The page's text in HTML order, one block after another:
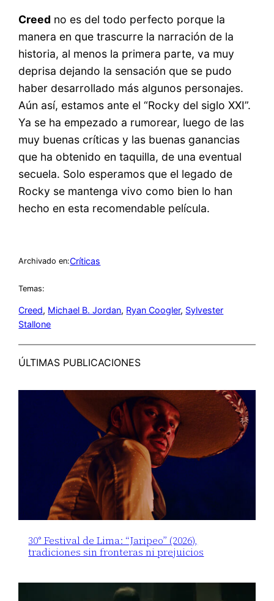
Creed no es del todo perfecto porque la
manera en que trascurre la narración de la
historia, al menos la primera parte, va muy
deprisa dejando la sensación que se pudo
haber desarrollado más algunos personajes.
Aún así, estamos ante el “Rocky del siglo XXI”.
Ya se ha empezado a rumorear, luego de las
muy buenas críticas y las buenas ganancias
que ha obtenido en taquilla, de una eventual
secuela. Solo esperamos que el legado de
Rocky se mantenga vivo como bien lo han
hecho en esta recomendable película.
Archivado en:Críticas
Temas:
Creed, Michael B. Jordan, Ryan Coogler, Sylvester
Stallone
ÚLTIMAS PUBLICACIONES
30° Festival de Lima: “Jaripeo” (2026),
tradiciones sin fronteras ni prejuicios